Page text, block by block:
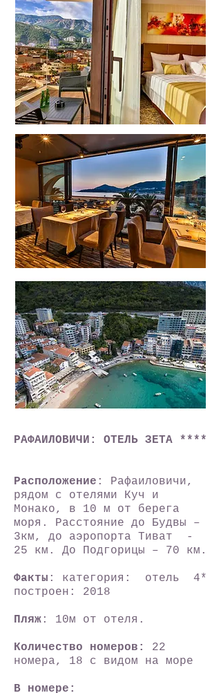
РАФАИЛОВИЧИ: ОТЕЛЬ ЗЕТА ****
Расположение : Рафаиловичи,
рядом с отелями Куч и
Монако, в 10 м от берега
моря. Расстояние до Будвы –
3км, до аэропорта Тиват -
25 км. До Подгорицы – 70 км.
Факты : категория: отель 4*
построен: 2018
Пляж : 10м от отеля.
Количество номеров: 22
номера, 18 с видом на море
В номере: